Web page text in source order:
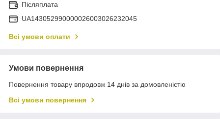
Післяплата
UA143052990000026003026232045
Всі умови оплати
Умови повернення
Повернення товару впродовж 14 днів за домовленістю
Всі умови повернення